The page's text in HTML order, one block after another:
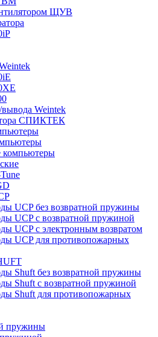
ЩУВ
Weintek
СПИКТЕК
компьютеры
UCP без возвратной пружины
UCP с возвратной пружиной
UCP с электронным возвратом
UCP для противопожарных
Shuft без возвратной пружины
Shuft с возвратной пружиной
Shuft для противопожарных
пружины